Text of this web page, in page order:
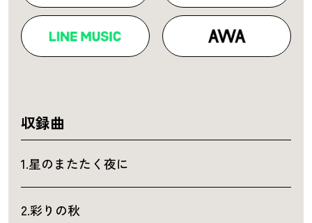
収録曲
1.星のまたたく夜に
2.彩りの秋